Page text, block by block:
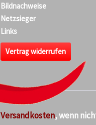
Bildnachweise
Netzsieger
Links
Vertrag widerrufen
Versandkosten, wenn